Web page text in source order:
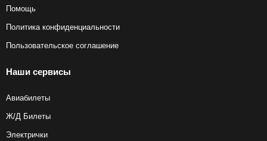
Помощь
Политика конфиденциальности
Пользовательское соглашение
Наши сервисы
Авиабилеты
Ж/Д Билеты
Электрички